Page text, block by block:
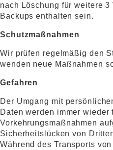
nach Löschung für weitere
Backups enthalten sein.
Schutzmaßnahmen
Wir prüfen regelmäßig den
wenden neue Maßnahmen
Gefahren
Der Umgang mit
Daten werden immer wieder
Vorkehrungsmaßnahmen
Sicherheitslücken von
Während des Transports